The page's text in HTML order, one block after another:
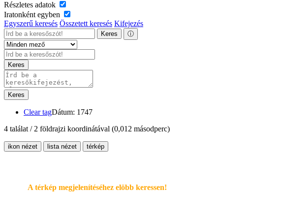
Részletes adatok
Iratonként egyben
Egyszerű keresés Összetett keresés Kifejezés
Keres ⓘ
Keres
Keres
Clear tagDátum: 1747
4 találat / 2 földrajzi koordinátával (0,012 másodperc)
ikon nézet lista nézet térkép
A térkép megjelenítéséhez elöbb keressen!